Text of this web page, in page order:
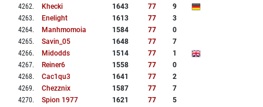
4262. Khecki 1643 77
9
4263. Enelight 1613 77
3
4264. Manhmomoia 1584 77
0
4265. Savin_05 1648 77
7
4266. Midodds 1514 77
1
4267. Reiner6 1558 77
0
4268. Cac1qu3 1641 77
2
4269. Chezznix 1587 77
7
4270. Spion 1977 1621 77
5